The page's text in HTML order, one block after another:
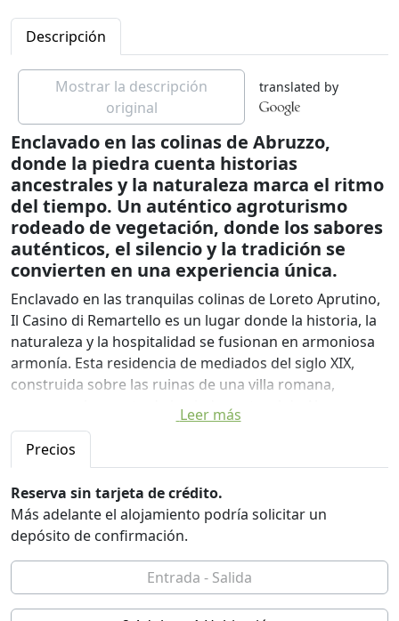
Descripción
Mostrar la descripción
original
translated by
Enclavado en las colinas de Abruzzo,
donde la piedra cuenta historias
ancestrales y la naturaleza marca el ritmo
del tiempo. Un auténtico agroturismo
rodeado de vegetación, donde los sabores
auténticos, el silencio y la tradición se
convierten en una experiencia única.
Enclavado en las tranquilas colinas de Loreto Aprutino,
Il Casino di Remartello es un lugar donde la historia, la
naturaleza y la hospitalidad se fusionan en armoniosa
armonía. Esta residencia de mediados del siglo XIX,
construida sobre las ruinas de una villa romana,
conserva el encanto de la piedra natural de Abruzzo,
transformándola en una estancia auténtica y refinada.
Las habitaciones, meticulosamente mantenidas,
ofrecen comodidades modernas en un entorno rural
atemporal: espacios acogedores, materiales naturales,
servicios completos y una omnipresente sensación de
intimidad y bienestar. Aquí, cada despertar viene
acompañado de un desayuno nutritivo preparado con
productos de la granja a la mesa, una expresión directa
de la tierra circundante.
Leer más
Precios
Reserva sin tarjeta de crédito.
Más adelante el alojamiento podría solicitar un
depósito de confirmación.